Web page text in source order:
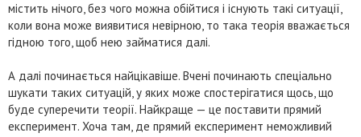
містить нічого, без чого можна обійтися і існують такі ситуації,
коли вона може виявитися невірною, то така теорія вважається
гідною того, щоб нею займатися далі.
А далі починається найцікавіше. Вчені починають спеціально
шукати таких ситуацій, у яких може спостерігатися щось, що
буде суперечити теорії. Найкраще — це поставити прямий
експеримент. Хоча там, де прямий експеримент неможливий